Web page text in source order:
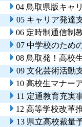
04 鳥取県版キャ
05 キャリア発達
06 定時制通信制
07 中学校のため
08 鳥取発！高校
09 文化芸術活動
10 高校生マナー
11 定通教育充実
12 高等学校改革
13 県立高校裁量